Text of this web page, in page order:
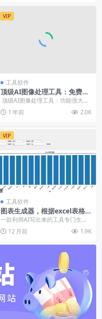
VIP
工具软件
顶级AI图像处理工具：免费在
线绘图、抠图、无损放大【在
顶级AI图像处理工具：功能强大，
完全免费这款AI图像处理工具集成
了多...1 年前 2.0K
VIP
工具软件
图表生成器，根据excel表格
数据来生成各种样式的图表工
具
一款利用AI写出来的工具专门生成
数据图表的你只需要导入excel表格
数据工具就可...
12 月前 1.9K